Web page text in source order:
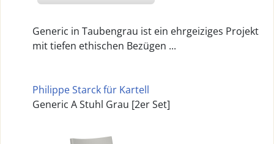
Generic in Taubengrau ist ein ehrgeiziges Projekt
mit tiefen ethischen Bezügen ...
Philippe Starck für Kartell
Generic A Stuhl Grau [2er Set]